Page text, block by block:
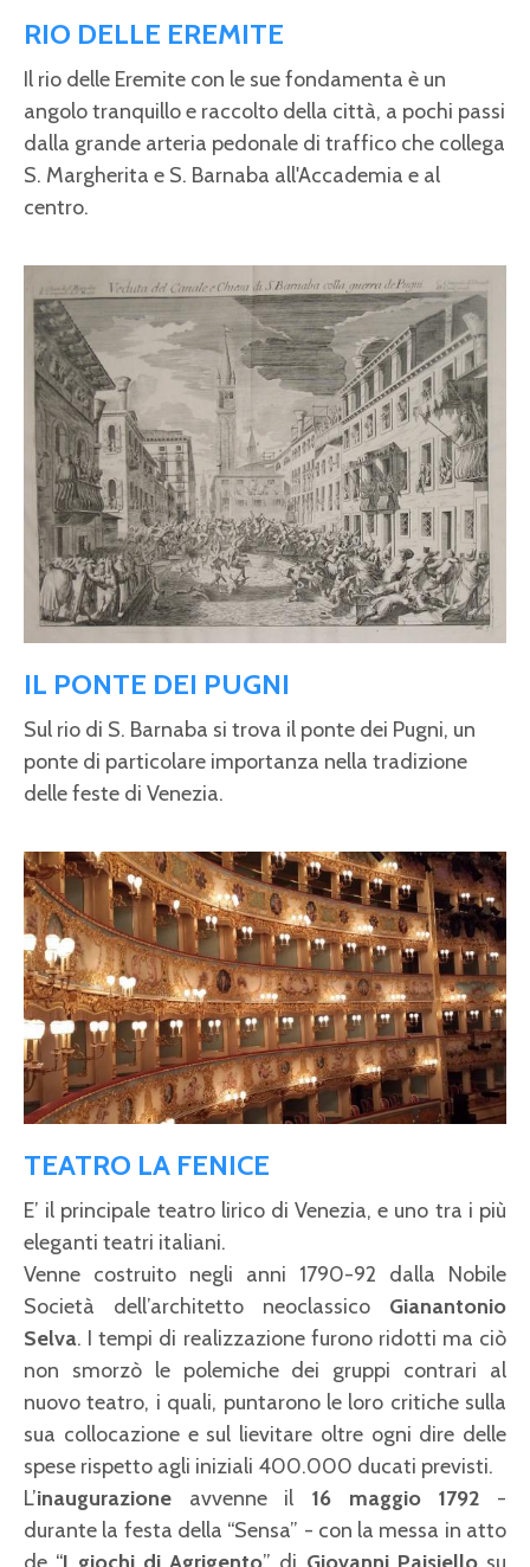
RIO DELLE EREMITE
Il rio delle Eremite con le sue fondamenta è un
angolo tranquillo e raccolto della città, a pochi passi
dalla grande arteria pedonale di traffico che collega
S. Margherita e S. Barnaba all'Accademia e al
centro.
IL PONTE DEI PUGNI
Sul rio di S. Barnaba si trova il ponte dei Pugni, un
ponte di particolare importanza nella tradizione
delle feste di Venezia.
TEATRO LA FENICE
E’ il principale teatro lirico di Venezia, e uno tra i più
eleganti teatri italiani.
Venne costruito negli anni 1790-92 dalla Nobile
Società dell’architetto neoclassico Gianantonio
Selva. I tempi di realizzazione furono ridotti ma ciò
non smorzò le polemiche dei gruppi contrari al
nuovo teatro, i quali, puntarono le loro critiche sulla
sua collocazione e sul lievitare oltre ogni dire delle
spese rispetto agli iniziali 400.000 ducati previsti.
L’inaugurazione avvenne il 16 maggio 1792 -
durante la festa della “Sensa” - con la messa in atto